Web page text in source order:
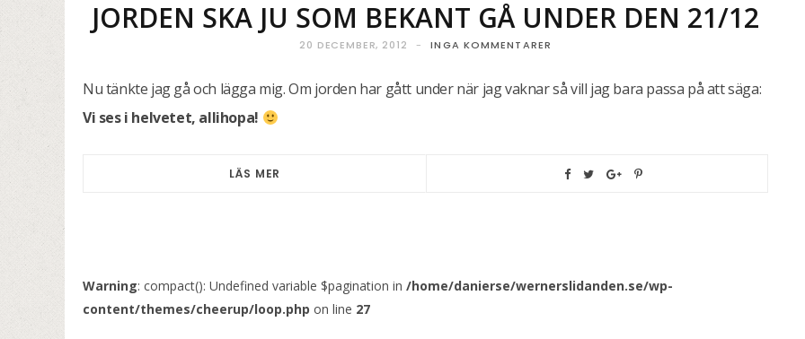
JORDEN SKA JU SOM BEKANT GÅ UNDER DEN 21/12
20 DECEMBER, 2012 INGA KOMMENTARER
Nu tänkte jag gå och lägga mig. Om jorden har gått under när jag vaknar så vill jag bara passa på att säga:
Vi ses i helvetet, allihopa!
LÄS MER
Warning: compact(): Undefined variable $pagination in /home/danierse/wernerslidanden.se/wp-
content/themes/cheerup/loop.php on line 27